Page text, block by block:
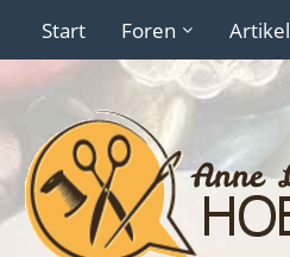
Start Foren Artikel